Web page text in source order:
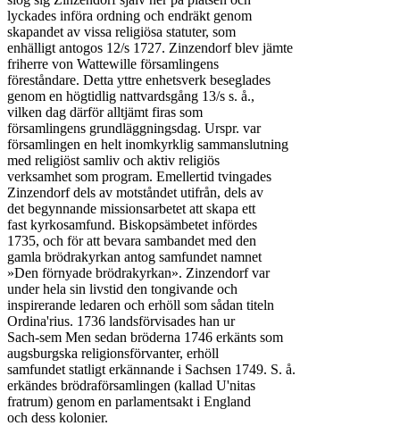
lyckades införa ordning och endräkt genom
skapandet av vissa religiösa statuter, som
enhälligt antogos 12/s 1727. Zinzendorf blev jämte
friherre von Wattewille församlingens
föreståndare. Detta yttre enhetsverk beseglades
genom en högtidlig nattvardsgång 13/s s. å.,
vilken dag därför alltjämt firas som
församlingens grundläggningsdag. Urspr. var
församlingen en helt inomkyrklig sammanslutning
med religiöst samliv och aktiv religiös
verksamhet som program. Emellertid tvingades
Zinzendorf dels av motståndet utifrån, dels av
det begynnande missionsarbetet att skapa ett
fast kyrkosamfund. Biskopsämbetet infördes
1735, och för att bevara sambandet med den
gamla brödrakyrkan antog samfundet namnet
»Den förnyade brödrakyrkan». Zinzendorf var
under hela sin livstid den tongivande och
inspirerande ledaren och erhöll som sådan titeln
Ordina'rius. 1736 landsförvisades han ur
Sach-sem Men sedan bröderna 1746 erkänts som
augsburgska religionsförvanter, erhöll
samfundet statligt erkännande i Sachsen 1749. S. å.
erkändes brödraförsamlingen (kallad U'nitas
fratrum) genom en parlamentsakt i England
och dess kolonier.